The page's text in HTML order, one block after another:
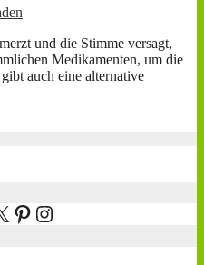
und die Stimme versagt,
Medikamenten, um die
auch eine alternative
Pinterest
Instagram